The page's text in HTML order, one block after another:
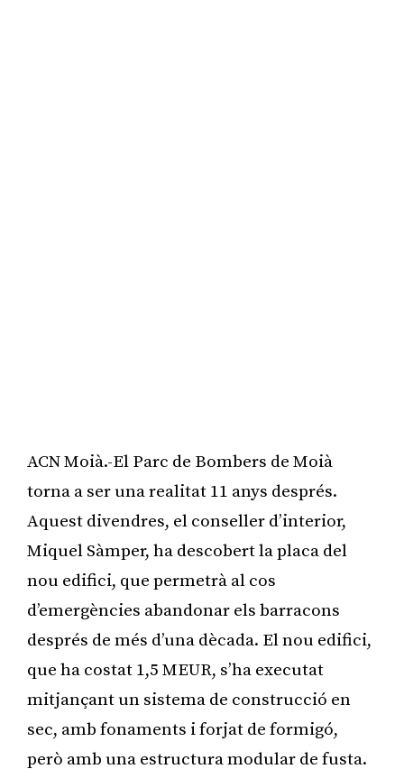
ACN Moià.-El Parc de Bombers de Moià
torna a ser una realitat 11 anys després.
Aquest divendres, el conseller d’interior,
Miquel Sàmper, ha descobert la placa del
nou edifici, que permetrà al cos
d’emergències abandonar els barracons
després de més d’una dècada. El nou edifici,
que ha costat 1,5 MEUR, s’ha executat
mitjançant un sistema de construcció en
sec, amb fonaments i forjat de formigó,
però amb una estructura modular de fusta.